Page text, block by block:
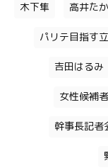
木下隼 高井た
パリテ目指す
吉田はるみ
女性候補
幹事長記者